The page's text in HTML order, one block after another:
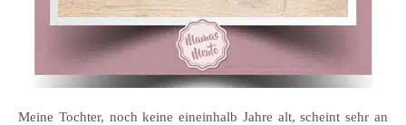
Meine Tochter, noch keine eineinhalb Jahre alt, scheint sehr an